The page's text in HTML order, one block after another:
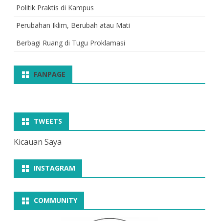
Politik Praktis di Kampus
Perubahan Iklim, Berubah atau Mati
Berbagi Ruang di Tugu Proklamasi
FANPAGE
TWEETS
Kicauan Saya
INSTAGRAM
COMMUNITY